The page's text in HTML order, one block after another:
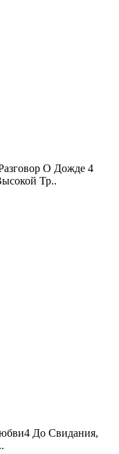
О Дожде 4
Тр..
До Свидания,